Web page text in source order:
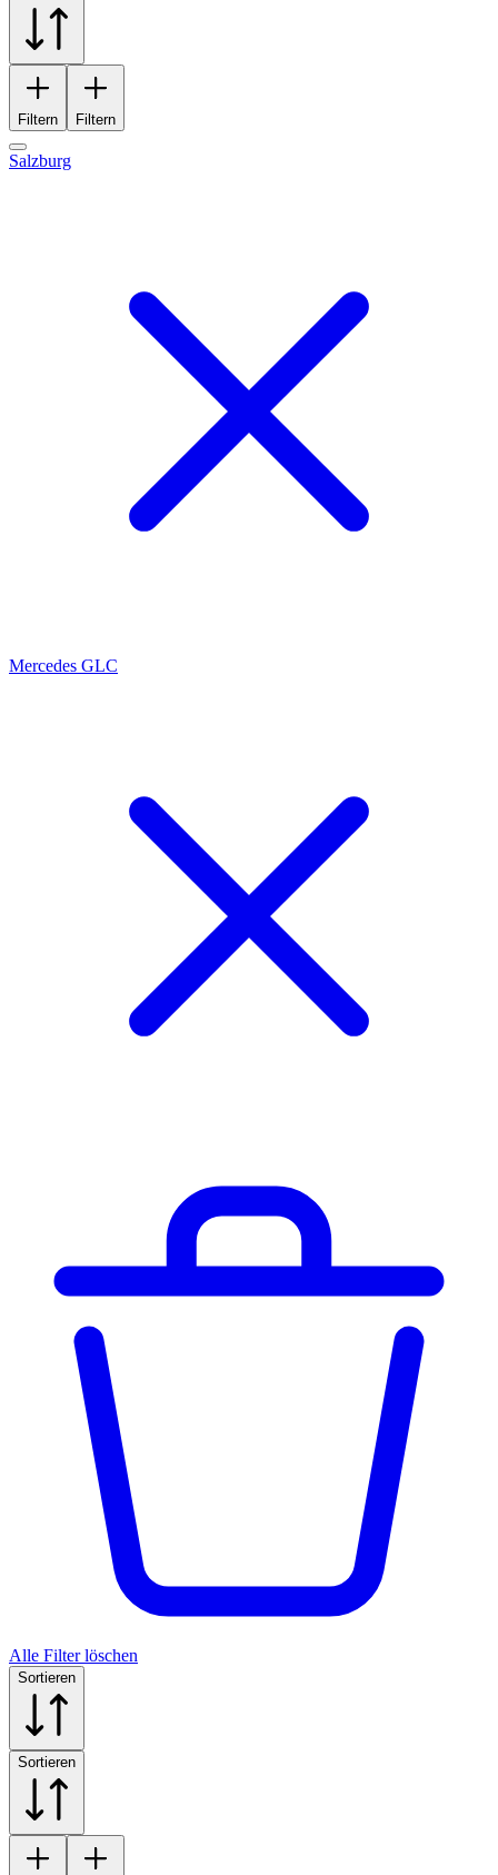
Filtern Filtern
Salzburg
Mercedes GLC
Alle Filter löschen
Sortieren
Sortieren